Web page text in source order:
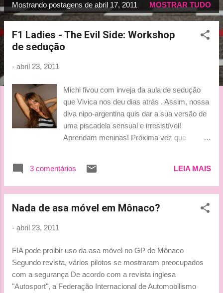
P
o
Mostrando postagens de abril 17, 2011 MOSTRAR TUDO
F1 Ladies - The Evil Side: Workshop
de sedução
- abril 23, 2011
Michi fivou com inveja da aula de sedução
que Vivica nos deu dias atrás . Assim, nossa
diva nipo-argentina quis dar a sua versão de
uma piscadela sensual e irresistível!
Aprendam meninas! Próxima vez que
de sedução, hein. Cá entre nós e que
ninguém nos ouça, mas a diferença que não
pessoa, não é mesmo? Muahhh By Lu
3 comentários LEIA MAIS
Nada de asa móvel em Mônaco?
- abril 23, 2011
FIA pode proibir uso da asa móvel no GP de Mônaco
Segundo revista, vários pilotos se mostraram preocupados
com a segurança De acordo com a revista inglesa
"Autosport", a Federação Internacional de Automobilismo